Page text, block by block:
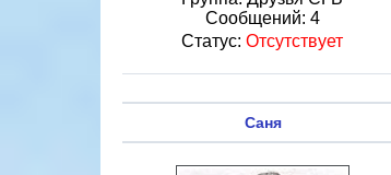
Сообщений: 4
Статус: Отсутствует
Саня